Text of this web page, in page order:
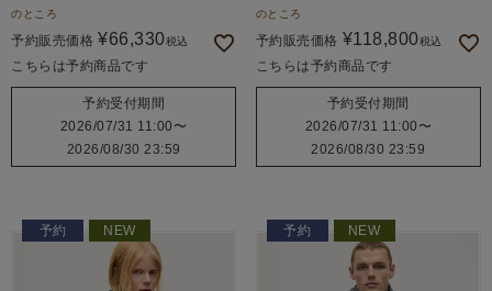
のところ
予約販売価格 ¥66,330税込
こちらは予約商品です
予約受付期間
2026/07/31 11:00 〜
2026/08/30 23:59
のところ
予約販売価格 ¥118,800税込
こちらは予約商品です
予約受付期間
2026/07/31 11:00 〜
2026/08/30 23:59
予約 NEW 予約 NEW